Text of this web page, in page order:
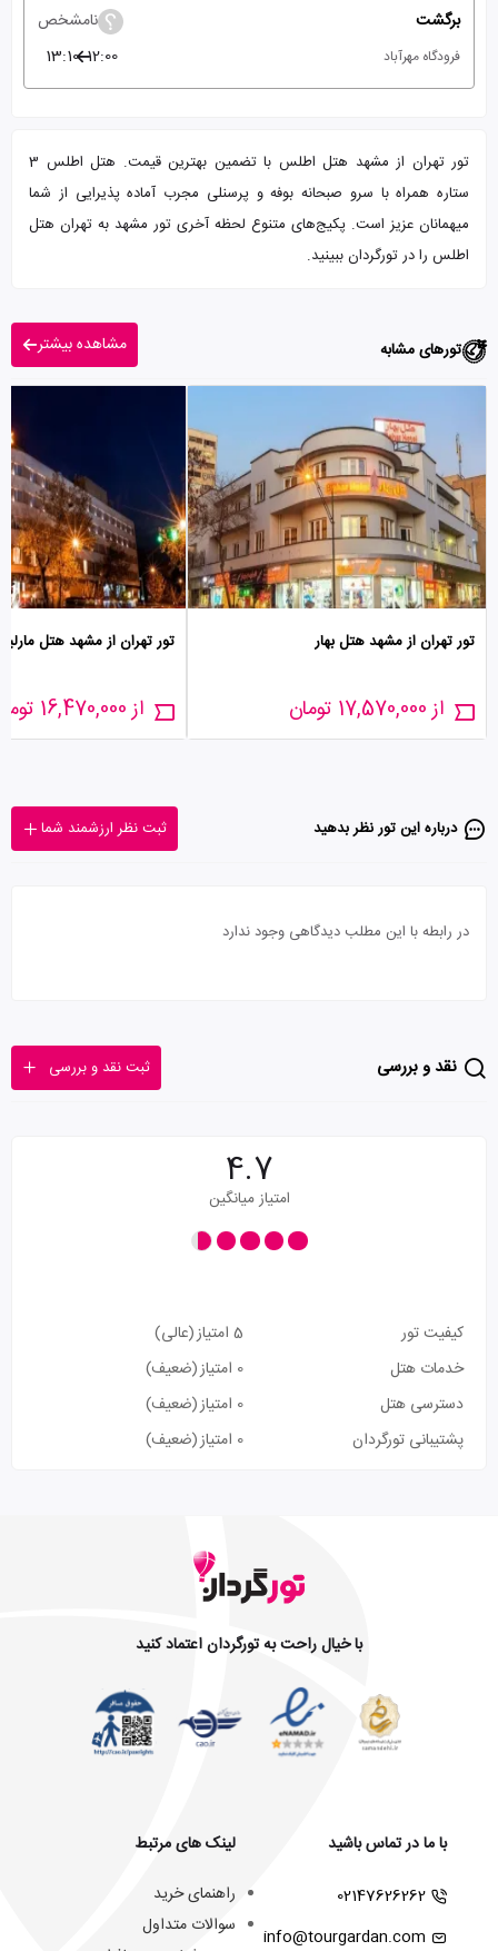
برگشت
نامشخص
فرودگاه مهرآباد 12:00
13:10
تور تهران از مشهد هتل اطلس با تضمین بهترین قیمت. هتل اطلس 3
ستاره همراه با سرو صبحانه بوفه و پرسنلی مجرب آماده پذیرایی از شما
میهمانان عزیز است. پکیج‌های متنوع لحظه آخری تور مشهد به تهران هتل
اطلس را در تورگردان ببینید.
تورهای مشابه مشاهده بیشتر
تور تهران از مشهد هتل بهار
از 17,570,000 تومان
تور تهران از مشهد هتل
از 16,470,000 تومان
درباره این تور‌ نظر بدهید ثبت نظر ارزشمند شما
در رابطه با این مطلب دیدگاهی وجود ندارد
نقد و بررسی ثبت نقد و بررسی
4.7
امتیاز میانگین
کیفیت تور 5 امتیاز
(عالی)
خدمات هتل
0 امتیاز
(ضعیف)
دسترسی هتل
0 امتیاز
(ضعیف)
پشتیبانی تورگردان
0 امتیاز (ضعیف)
با خیال راحت به تورگردان اعتماد کنید
با ما در تماس باشید
02147626262
info@tourgardan.com
لینک های مرتبط
راهنمای خرید
سوالات متداول